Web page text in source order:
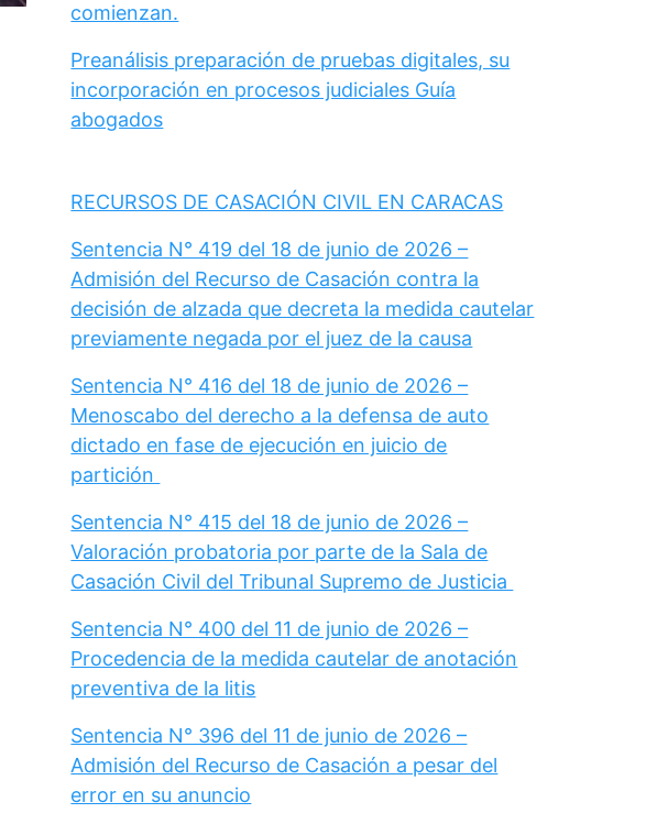
comienzan.
Preanálisis preparación de pruebas digitales, su
incorporación en procesos judiciales Guía
abogados
RECURSOS DE CASACIÓN CIVIL EN CARACAS
Sentencia N° 419 del 18 de junio de 2026 –
Admisión del Recurso de Casación contra la
decisión de alzada que decreta la medida cautelar
previamente negada por el juez de la causa
Sentencia N° 416 del 18 de junio de 2026 –
Menoscabo del derecho a la defensa de auto
dictado en fase de ejecución en juicio de
partición
Sentencia N° 415 del 18 de junio de 2026 –
Valoración probatoria por parte de la Sala de
Casación Civil del Tribunal Supremo de Justicia
Sentencia N° 400 del 11 de junio de 2026 –
Procedencia de la medida cautelar de anotación
preventiva de la litis
Sentencia N° 396 del 11 de junio de 2026 –
Admisión del Recurso de Casación a pesar del
error en su anuncio